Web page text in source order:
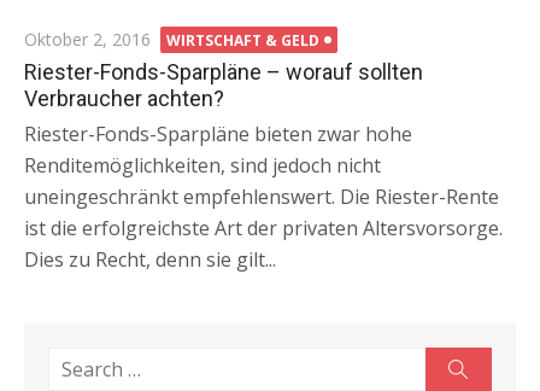
Posted
on
Oktober 2, 2016 WIRTSCHAFT & GELD
Riester-Fonds-Sparpläne – worauf sollten
Verbraucher achten?
Riester-Fonds-Sparpläne bieten zwar hohe
Renditemöglichkeiten, sind jedoch nicht
uneingeschränkt empfehlenswert. Die Riester-Rente
ist die erfolgreichste Art der privaten Altersvorsorge.
Dies zu Recht, denn sie gilt...
Search